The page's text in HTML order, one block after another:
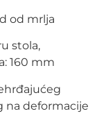
od mrlja
stola,
160 mm
na deformacije